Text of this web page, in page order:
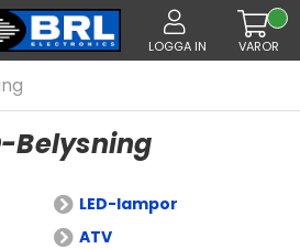
LOGGA IN VAROR
Belysning
LED-lampor
ATV